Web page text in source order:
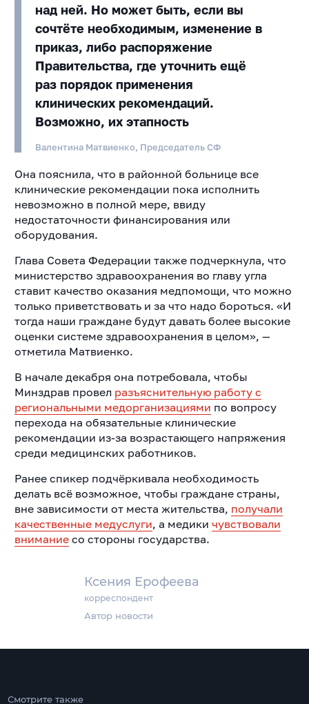
Ксения Ерофеева
корреспондент
Автор новости
над ней. Но может быть, если вы
сочтёте необходимым, изменение в
приказ, либо распоряжение
Правительства, где уточнить ещё
раз порядок применения
клинических рекомендаций.
Возможно, их этапность
Валентина Матвиенко, Председатель СФ
Она пояснила, что в районной больнице все
клинические рекомендации пока исполнить
невозможно в полной мере, ввиду
недостаточности финансирования или
оборудования.
Глава Совета Федерации также подчеркнула, что
министерство здравоохранения во главу угла
ставит качество оказания медпомощи, что можно
только приветствовать и за что надо бороться. «И
тогда наши граждане будут давать более высокие
оценки системе здравоохранения в целом», —
отметила Матвиенко.
В начале декабря она потребовала, чтобы
Минздрав провел разъяснительную работу с
региональными медорганизациями по вопросу
перехода на обязательные клинические
рекомендации из-за возрастающего напряжения
среди медицинских работников.
Ранее спикер подчёркивала необходимость
делать всё возможное, чтобы граждане страны,
вне зависимости от места жительства, получали
качественные медуслуги, а медики чувствовали
вниманиесо стороны государства.
Смотрите также